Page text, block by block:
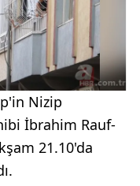
Nizip
İbrahim Rauf-
21.10'da